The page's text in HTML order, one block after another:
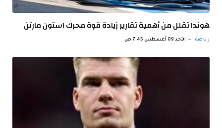
هوندا تقلل من أهمية تقارير زيادة قوة محرك استون مارتن
رياضة الأحد 09 أغسطس 7:45 ص